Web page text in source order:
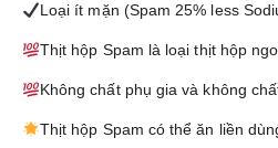
Loại ít mặn (Spam 25% less
Thịt hộp Spam là loại thịt hộp
Không chất phụ gia và không
Thịt hộp Spam có thể ăn liền